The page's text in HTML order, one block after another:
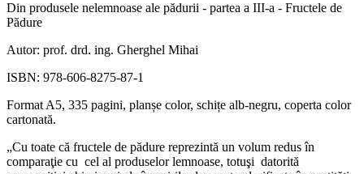
Din produsele nelemnoase ale pădurii - partea a III-a - Fructele de
Pădure
Autor: prof. drd. ing. Gherghel Mihai
ISBN: 978-606-8275-87-1
Format A5, 335 pagini, planșe color, schițe alb-negru, coperta color
cartonată.
„Cu toate că fructele de pădure reprezintă un volum redus în
comparaţie cu cel al produselor lemnoase, totuşi datorită